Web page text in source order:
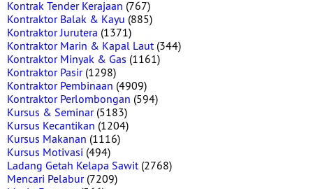
Kontrak Tender Kerajaan (767)
Kontraktor Balak & Kayu (885)
Kontraktor Jurutera (1371)
Kontraktor Marin & Kapal Laut(344)
Kontraktor Minyak & Gas (1161)
Kontraktor Pasir(1298)
Kontraktor Pembinaan (4909)
Kontraktor Perlombongan (594)
Kursus & Seminar(5183)
Kursus Kecantikan (1204)
Kursus Makanan (1116)
Kursus Motivasi (494)
Ladang Getah Kelapa Sawit(2768)
Mencari Pelabur(7209)